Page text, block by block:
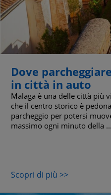
Dove
in città in auto
Malaga è una delle città più
che il centro storico è
parcheggio per potersi
massimo ogni minuto della ...
Scopri di più >>